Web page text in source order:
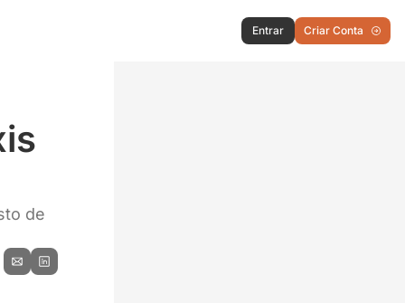
Entrar Criar Conta
de